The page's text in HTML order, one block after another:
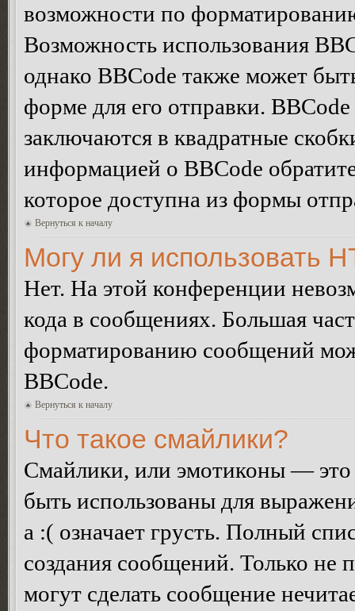
возможности по
Возможность использования
однако BBCode также может
форме для его отправки.
заключаются в квадратные
информацией о BBCode
которое доступна из формы
Вернуться к началу
Могу ли я использовать
Нет. На этой конференции
кода в сообщениях. Большая
форматированию сообщений
BBCode.
Вернуться к началу
Что такое смайлики?
Смайлики, или эмотиконы — это
быть использованы для
а :( означает грусть. Полный
создания сообщений. Только не
могут сделать сообщение